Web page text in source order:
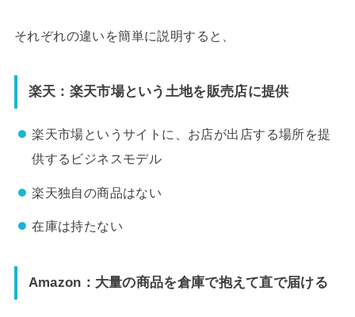
それぞれの違いを簡単に説明すると、
楽天：楽天市場という土地を販売店に提供
楽天市場というサイトに、お店が出店する場所を提
供するビジネスモデル
楽天独自の商品はない
在庫は持たない
Amazon：大量の商品を倉庫で抱えて直で届ける